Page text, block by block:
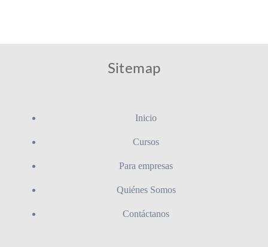
Sitemap
Inicio
Cursos
Para empresas
Quiénes Somos
Contáctanos